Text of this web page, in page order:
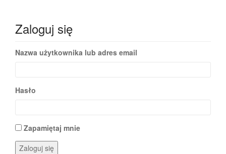
Zaloguj się
Nazwa użytkownika lub adres email
Hasło
Zapamiętaj mnie
Zaloguj się